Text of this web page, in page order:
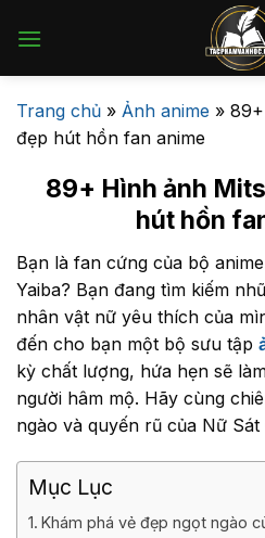
qua
Trang chủ » Ảnh anime »
đẹp hút hồn fan anime
89+ Hình ảnh
hút hồn
Bạn là fan cứng của bộ
Yaiba? Bạn đang tìm kiếm
nhân vật nữ yêu thích của
đến cho bạn một bộ sưu tập
kỳ chất lượng, hứa hẹn sẽ
người hâm mộ. Hãy cùng
ngào và quyến rũ của Nữ
Mục Lục
Khám phá vẻ đẹp ngọt ngào